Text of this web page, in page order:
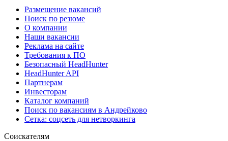
Размещение вакансий
Поиск по резюме
О компании
Наши вакансии
Реклама на сайте
Требования к ПО
Безопасный HeadHunter
HeadHunter API
Партнерам
Инвесторам
Каталог компаний
Поиск по вакансиям в Андрейково
Сетка: соцсеть для нетворкинга
Соискателям